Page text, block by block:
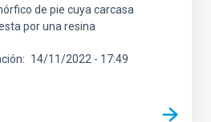
de pie cuya carcasa
por una resina
14/11/2022 - 17:49